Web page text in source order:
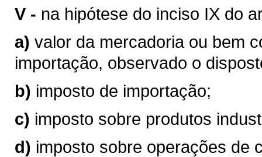
V - na hipótese do inciso IX do
a) valor da mercadoria ou bem
importação, observado o
b) imposto de importação;
c) imposto sobre produtos
d) imposto sobre operações de